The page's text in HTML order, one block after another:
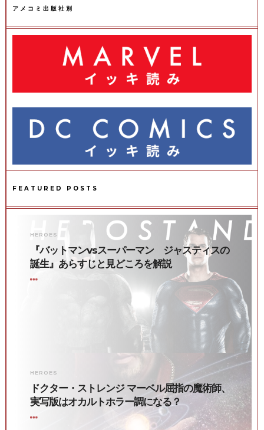
アメコミ出版社別
FEATURED POSTS
HEROES
『バットマンvsスーパーマン ジャスティスの
誕生』あらすじと見どころを解説
HEROES
ドクター・ストレンジ マーベル屈指の魔術師、
実写版はオカルトホラー調になる？